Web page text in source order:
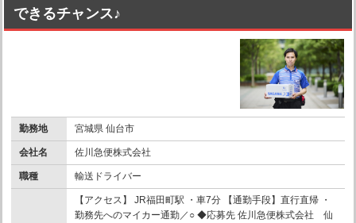
できるチャンス♪
勤務地 宮城県 仙台市
会社名 佐川急便株式会社
職種 輸送ドライバー
【アクセス】 JR福田町駅 ・車7分 【通勤手段】直行直帰 ・
勤務先へのマイカー通勤／○ ◆応募先 佐川急便株式会社 仙